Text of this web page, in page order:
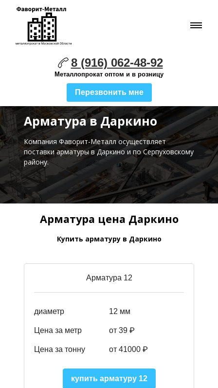
8 (916) 062-48-92
Металлопрокат оптом и в розницу
Перезвонить мне
Арматура в Даркино
Компания Фаворит-Металл осуществляет
поставкиарматуры в Даркино и по Серпуховскому
району.
Арматура цена Даркино
Купить арматуру в Даркино
Арматура 12
диаметр 12 мм
Цена за метр от 39 ₽
Цена за тонну от 41000 ₽
купить арматуру 12